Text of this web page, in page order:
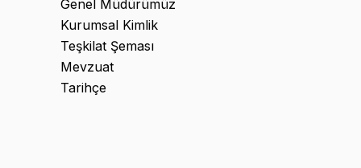
Genel Müdürümüz
Kurumsal Kimlik
Teşkilat Şeması
Mevzuat
Tarihçe